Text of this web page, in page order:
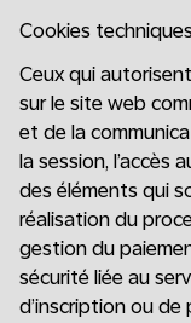
Cookies
Ceux qui
sur le site web
et de la
la session, l’accès
des éléments qui
réalisation du
gestion du
sécurité liée au
d’inscription ou